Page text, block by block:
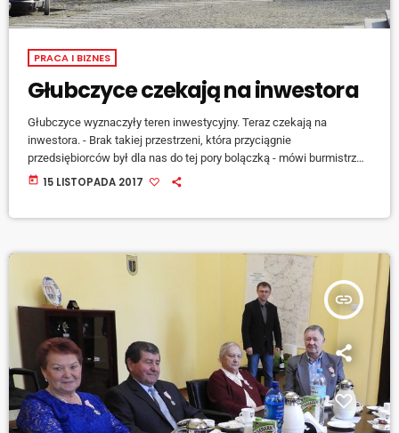
PRACA I BIZNES
Głubczyce czekają na inwestora
Głubczyce wyznaczyły teren inwestycyjny. Teraz czekają na
inwestora. - Brak takiej przestrzeni, która przyciągnie
przedsiębiorców był dla nas do tej pory bolączką - mówi burmistrz
Adam Krupa zastrzegając, że gmina posiadała wcześnie
planują ekspansję za granicę to jest […]
today 15 LISTOPADA 2017
insert_link